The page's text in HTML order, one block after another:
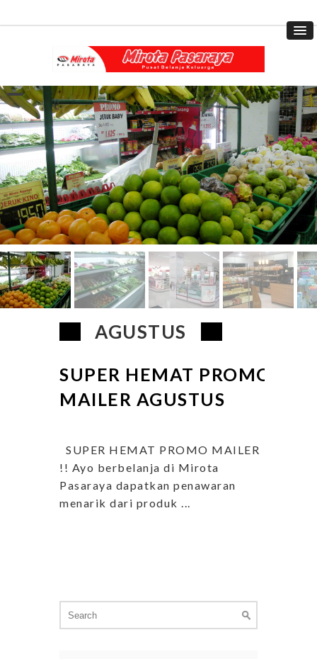
AGUSTUS
SUPER HEMAT PROMO
MAILER AGUSTUS
SUPER HEMAT PROMO MAILER
!! Ayo berbelanja di Mirota
Pasaraya dapatkan penawaran
menarik dari produk ...
for: